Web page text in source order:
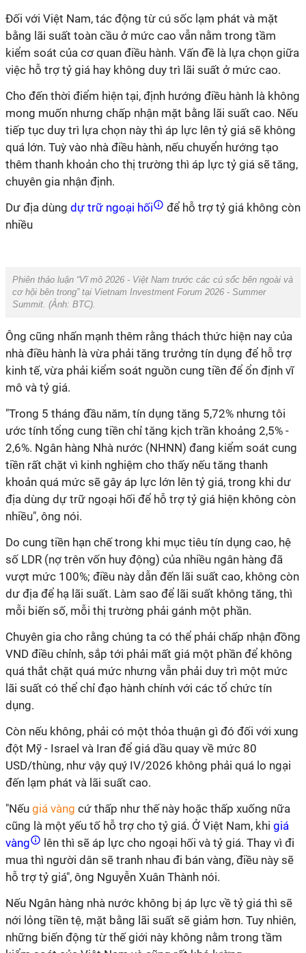
Đối với Việt Nam, tác động từ cú sốc lạm phát và mặt
bằng lãi suất toàn cầu ở mức cao vẫn nằm trong tầm
kiểm soát của cơ quan điều hành. Vấn đề là lựa chọn giữa
việc hỗ trợ tỷ giá hay không duy trì lãi suất ở mức cao.
Cho đến thời điểm hiện tại, định hướng điều hành là không
mong muốn nhưng chấp nhận mặt bằng lãi suất cao. Nếu
tiếp tục duy trì lựa chọn này thì áp lực lên tỷ giá sẽ không
quá lớn. Tuỳ vào nhà điều hành, nếu chuyển hướng tạo
thêm thanh khoản cho thị trường thì áp lực tỷ giá sẽ tăng,
chuyên gia nhận định.
Dư địa dùng dự trữ ngoại hối
để hỗ trợ tỷ giá không còn
nhiều
Phiên thảo luận “Vĩ mô 2026 - Việt Nam trước các cú sốc bên ngoài và
cơ hội bên trong” tại Vietnam Investment Forum 2026 - Summer
Summit. (Ảnh: BTC).
Ông cũng nhấn mạnh thêm rằng thách thức hiện nay của
nhà điều hành là vừa phải tăng trưởng tín dụng để hỗ trợ
kinh tế, vừa phải kiểm soát nguồn cung tiền để ổn định vĩ
mô và tỷ giá.
"Trong 5 tháng đầu năm, tín dụng tăng 5,72% nhưng tôi
ước tính tổng cung tiền chỉ tăng kịch trần khoảng 2,5% -
2,6%. Ngân hàng Nhà nước (NHNN) đang kiểm soát cung
tiền rất chặt vì kinh nghiệm cho thấy nếu tăng thanh
khoản quá mức sẽ gây áp lực lớn lên tỷ giá, trong khi dư
địa dùng dự trữ ngoại hối để hỗ trợ tỷ giá hiện không còn
nhiều", ông nói.
Do cung tiền hạn chế trong khi mục tiêu tín dụng cao, hệ
số LDR (nợ trên vốn huy động) của nhiều ngân hàng đã
vượt mức 100%; điều này dẫn đến lãi suất cao, không còn
dư địa để hạ lãi suất. Làm sao để lãi suất không tăng, thì
mỗi biến số, mỗi thị trường phải gánh một phần.
Chuyên gia cho rằng chúng ta có thể phải chấp nhận đồng
VND điều chỉnh, sắp tới phải mất giá một phần để không
quá thắt chặt quá mức nhưng vẫn phải duy trì một mức
lãi suất có thể chỉ đạo hành chính với các tổ chức tín
dụng.
Còn nếu không, phải có một thỏa thuận gì đó đối với xung
đột Mỹ - Israel và Iran để giá dầu quay về mức 80
USD/thùng, như vậy quý IV/2026 không phải quá lo ngại
đến lạm phát và lãi suất cao.
"Nếu giá vàng cứ thấp như thế này hoặc thấp xuống nữa
cũng là một yếu tố hỗ trợ cho tỷ giá. Ở Việt Nam, khi giá
vàng
lên thì sẽ áp lực cho ngoại hối và tỷ giá. Thay vì đi
mua thì người dân sẽ tranh nhau đi bán vàng, điều này sẽ
hỗ trợ tỷ giá", ông Nguyễn Xuân Thành nói.
Nếu Ngân hàng nhà nước không bị áp lực về tỷ giá thì sẽ
nới lỏng tiền tệ, mặt bằng lãi suất sẽ giảm hơn. Tuy nhiên,
những biến động từ thế giới này không nằm trong tầm